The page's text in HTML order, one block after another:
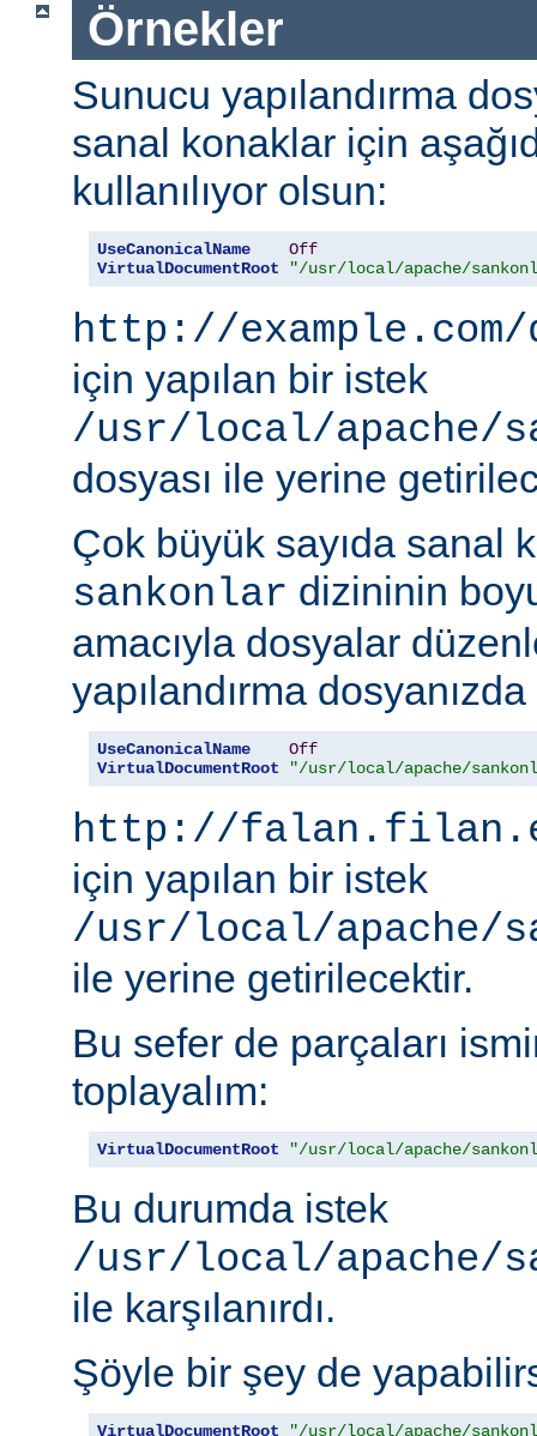
Örnekler
Sunucu yapılandırma
sanal konaklar için
kullanılıyor olsun:
UseCanonicalName
Off
VirtualDocumentRoot
"/usr/local/apache/
http://
için yapılan bir istek
/usr/local/apache/
dosyası ile yerine
Çok büyük sayıda sanal
sankonlar dizininin
amacıyla dosyalar
yapılandırma
UseCanonicalName
Off
VirtualDocumentRoot
"/usr/local/apache/
http://
için yapılan bir istek
/usr/local/apache/
ile yerine getirilecektir.
Bu sefer de parçaları
toplayalım:
VirtualDocumentRoot "/usr/local/apache/
Bu durumda istek
/usr/local/apache/
ile karşılanırdı.
Şöyle bir şey de
VirtualDocumentRoot "/usr/local/apache/